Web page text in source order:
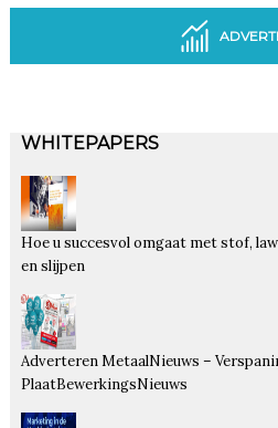
WHITEPAPERS
Hoe u succesvol omgaat met stof,
en slijpen
Adverteren MetaalNieuws –
PlaatBewerkingsNieuws